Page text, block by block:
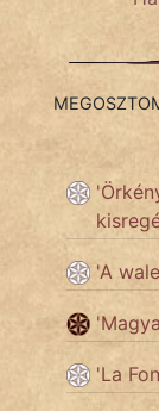
ÉLETMÓD
És
Népszerű
cinege
'A
'La